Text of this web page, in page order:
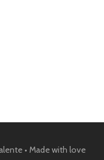
• Made with love